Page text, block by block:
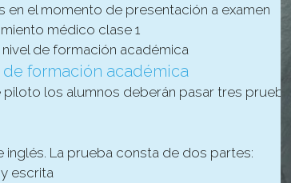
en el momento de presentación a examen
médico clase 1
de formación académica
formación académica
los alumnos deberán pasar tres pruebas
inglés. La prueba consta de dos partes:
escrita